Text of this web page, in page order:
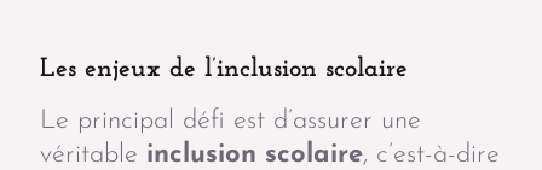
Les enjeux de l’inclusion scolaire
Le principal défi est d’assurer une
véritable inclusion scolaire, c’est-à-dire